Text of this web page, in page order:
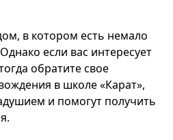
в котором есть немало
если вас интересует
обратите свое
в школе «Карат»,
и помогут получить